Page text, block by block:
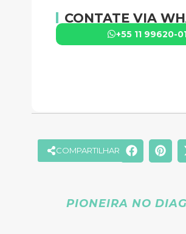
CONTATE VIA
+55 11 99620-
COMPARTILHAR
PIONEIRA NO